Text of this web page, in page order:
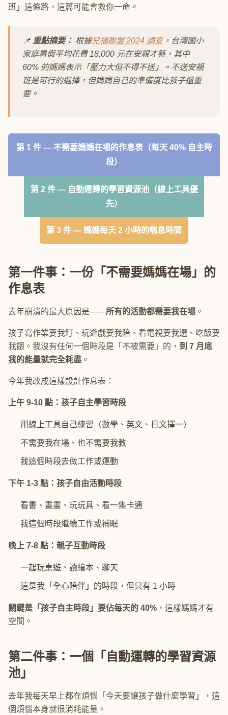
班」這條路，這篇可能會救你一命。
📌 重點摘要： 根據兒福聯盟 2024 調查，台灣國小
家庭暑假平均花費 18,000 元在安親才藝，其中
60% 的媽媽表示「壓力大但不得不送」。不送安親
班是可行的選擇，但媽媽自己的準備度比孩子還重
要。
第 1 件 — 不需要媽媽在場的作息表（每天 40% 自主時
段）
第 2 件 — 自動運轉的學習資源池（線上工具優
先）
第 3 件 — 媽媽每天 2 小時的喘息時間
第一件事：一份「不需要媽媽在場」的
作息表
去年崩潰的最大原因是——所有的活動都需要我在場 。
孩子寫作業要我盯、玩遊戲要我陪、看電視要我選、吃飯要
我餵。我沒有任何一個時段是「不被需要」的， 到 7 月底
我的能量就完全耗盡 。
今年我改成這樣設計作息表：
上午 9-10 點：孩子自主學習時段
用線上工具自己練習（數學、英文、日文擇一）
不需要我在場、也不需要我教
我這個時段去做工作或運動
下午 1-3 點：孩子自由活動時段
看書、畫畫、玩玩具、看一集卡通
我這個時段繼續工作或補眠
晚上 7-8 點：親子互動時段
一起玩桌遊、讀繪本、聊天
這是我「全心陪伴」的時段，但只有 1 小時
關鍵是「孩子自主時段」要佔每天的 40% ，這樣媽媽才有
空間。
第二件事：一個「自動運轉的學習資源
池」
去年我每天早上都在煩惱「今天要讓孩子做什麼學習」，這
個煩惱本身就很消耗能量。